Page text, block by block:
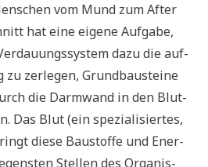
vom Mund zum After
hat eine eige­ne Auf­ga­be,
dazu die auf­
zu zer­le­gen, Grund­bau­stei­ne
die Darm­wand in den Blut­
Das Blut (ein spe­zia­li­sier­tes,
die­se Bau­stof­fe und Ener­
Stel­len des Orga­nis­